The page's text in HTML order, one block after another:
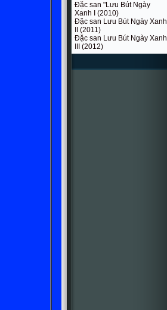
Đặc san "Lưu Bút Ngày
Xanh I (2010)
Đặc san Lưu Bút Ngày Xanh
II (2011)
Đặc san Lưu Bút Ngày Xanh
III (2012)